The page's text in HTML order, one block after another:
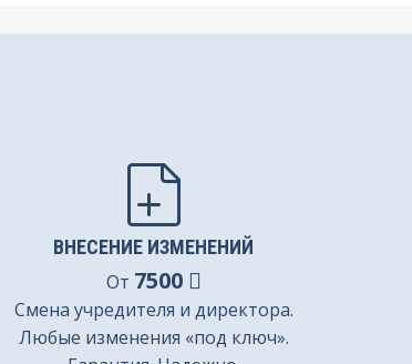
ВНЕСЕНИЕ ИЗМЕНЕНИЙ
От 7500
Смена учредителя и директора.
Любые изменения «под ключ».